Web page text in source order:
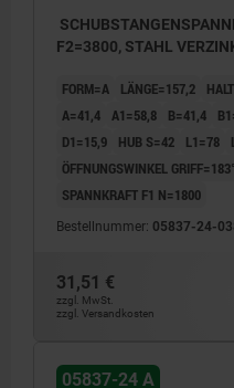
F2=3800, STAHL
FORM=A LÄNGE=157,2
A=41,4
A1=58,8 B=41,4
D1=15,9
HUB S=42 L1=78
ÖFFNUNGSWINKEL GRIFF=183°
SPANNKRAFT F1 N=1800
Bestellnummer: 05837-24-
31,51 €
zzgl. MwSt.
zzgl. Versandkosten
05837-24 A